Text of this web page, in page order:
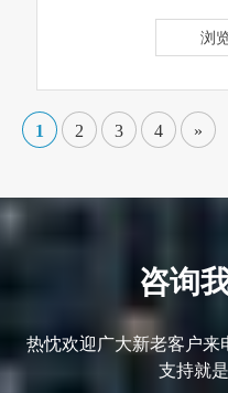
浏
1 2 3 4 »
咨询
热忱欢迎广大新老客户
支持就